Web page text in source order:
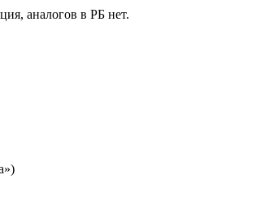
аналогов в РБ нет.